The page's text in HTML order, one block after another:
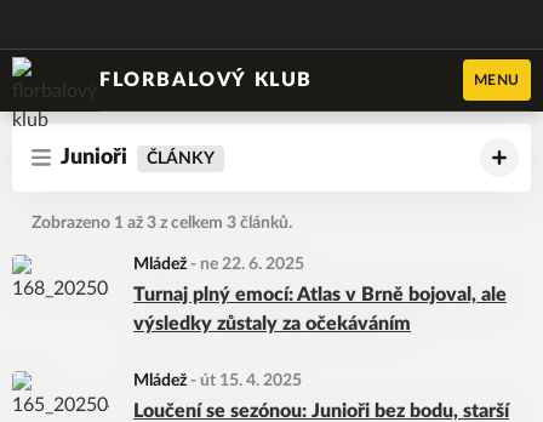
FLORBALOVÝ KLUB MENU
Junioři ČLÁNKY
Zobrazeno 1 až 3 z celkem 3 článků.
Mládež - ne 22. 6. 2025
Turnaj plný emocí: Atlas v Brně bojoval, ale
výsledky zůstaly za očekáváním
Mládež - út 15. 4. 2025
Loučení se sezónou: Junioři bez bodu, starší